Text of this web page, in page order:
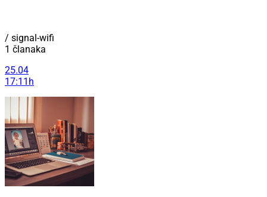
/ signal-wifi
1 članaka
25.04
17:11h